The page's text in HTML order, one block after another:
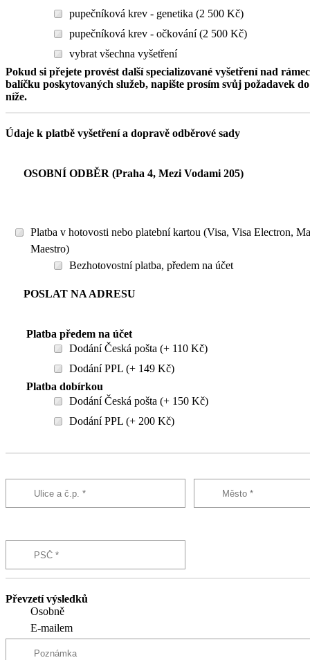
pupečníková krev - genetika (2 500 Kč)
pupečníková krev - očkování (2 500 Kč)
vybrat všechna vyšetření
Pokud si přejete provést další specializované vyšetření nad
balíčku poskytovaných služeb, napište prosím svůj požadavek
níže.
Údaje k platbě vyšetření a dopravě odběrové sady
OSOBNÍ ODBĚR (Praha 4, Mezi Vodami 205)
Platba v hotovosti nebo platební kartou (Visa, Visa Electron,
Maestro)
Bezhotovostní platba, předem na účet
POSLAT NA ADRESU
Platba předem na účet
Dodání Česká pošta (+ 110 Kč)
Dodání PPL (+ 149 Kč)
Platba dobírkou
Dodání Česká pošta (+ 150 Kč)
Dodání PPL (+ 200 Kč)
Převzetí výsledků
Osobně
E-mailem